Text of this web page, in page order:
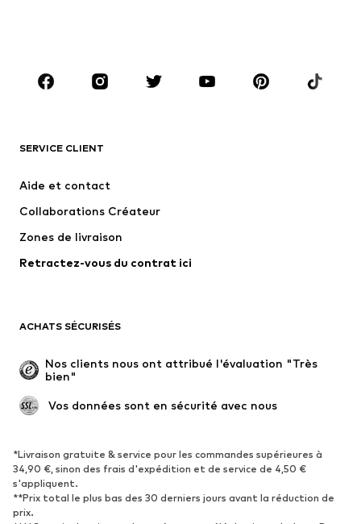
Accessoires
Premium
Nouveautés
Lingerie
Manteaux
Jupes
Occasions spéciales
Exclusif
Remise à neuf
Nouveautés
Tendance
Baskets
Bottines
Escarpins et talons hauts
Bottes
Sandales
Chaussures basses
SERVICE CLIENT
Aide et contact
Collaborations Créateur
Zones de livraison
Retractez-vous du contrat ici
ACHATS SÉCURISÉS
Nos clients nous ont attribué l'évaluation "Très
bien"
Vos données sont en sécurité avec nous
*Livraison gratuite & service pour les commandes supérieures à
34,90 €, sinon des frais d'expédition et de service de 4,50 €
s'appliquent.
**Prix total le plus bas des 30 derniers jours avant la réduction de
prix.